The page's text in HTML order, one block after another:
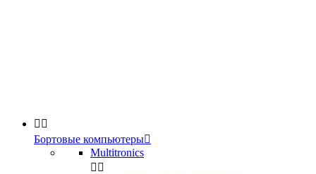
 
Бортовые компьютеры
Multitronics
 